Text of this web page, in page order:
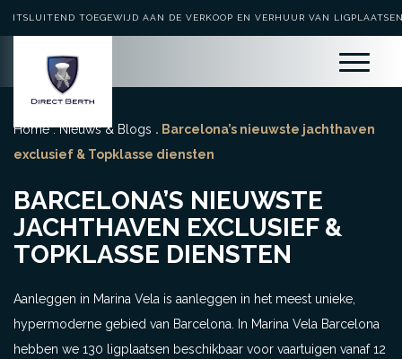
UITSLUITEND TOEGEWIJD AAN DE VERKOOP EN VERHUUR VAN
Home.Nieuws & Blogs . Barcelona’s nieuwste jachthaven
exclusief & Topklasse diensten
BARCELONA’S NIEUWSTE
JACHTHAVEN EXCLUSIEF &
TOPKLASSE DIENSTEN
Aanleggen in Marina Vela is aanleggen in het meest unieke,
hypermoderne gebied van Barcelona. In Marina Vela Barcelona
hebben we 130 ligplaatsen beschikbaar voor vaartuigen vanaf 12